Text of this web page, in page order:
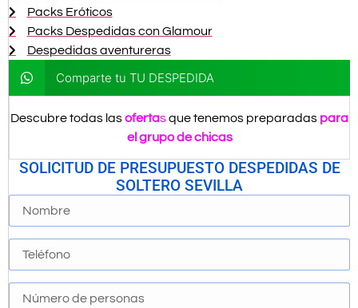
Packs Eróticos
Packs Despedidas con Glamour
Despedidas aventureras
Comparte tu TU DESPEDIDA
Descubre todas lasofertasque tenemos preparadas para
el grupo de chicas
SOLICITUD DE PRESUPUESTO DESPEDIDAS DE
SOLTERO SEVILLA